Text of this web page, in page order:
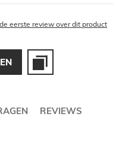
eerste review over dit product
REVIEWS